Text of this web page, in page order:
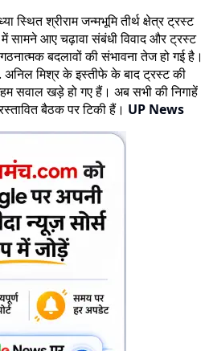
स्थित श्रीराम जन्मभूमि तीर्थ क्षेत्र ट्रस्ट
सामने आए चढ़ावा संबंधी विवाद और ट्रस्ट
बदलावों की संभावना तेज हो गई है।
मिश्र के इस्तीफे के बाद ट्रस्ट की
सवाल खड़े हो गए हैं। अब सभी की निगाहें
बैठक पर टिकी हैं। UP News